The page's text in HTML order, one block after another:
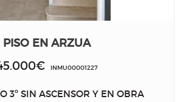
PISO EN ARZUA
INMU00001227
3º SIN ASCENSOR Y EN OBRA